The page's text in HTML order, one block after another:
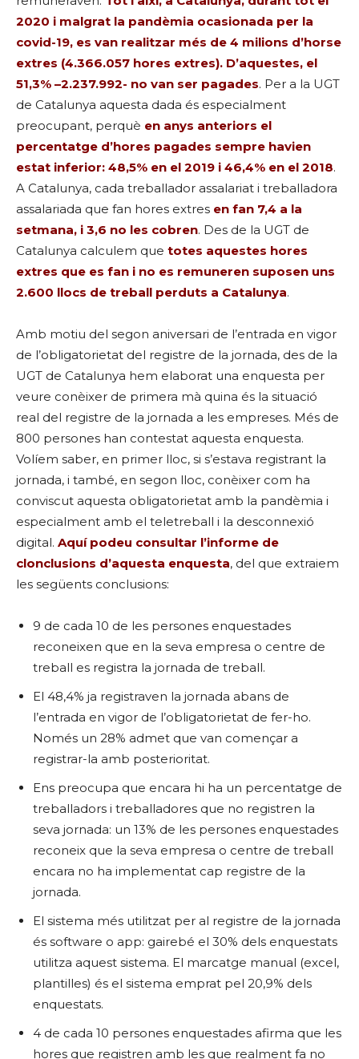
2020 i malgrat la pandèmia ocasionada per la
covid-19, es van realitzar més de 4 milions d’horse
extres (4.366.057 hores extres). D’aquestes, el
51,3% –2.237.992- no van ser pagades. Per a la UGT
de Catalunya aquesta dada és especialment
preocupant, perquè en anys anteriors el
percentatge d’hores pagades sempre havien
estat inferior: 48,5% en el 2019 i 46,4% en el 2018.
A Catalunya, cada treballador assalariat i treballadora
assalariada que fan hores extres en fan 7,4 a la
setmana, i 3,6 no les cobren. Des de la UGT de
Catalunya calculem que totes aquestes hores
extres que es fan i no es remuneren suposen uns
2.600 llocs de treball perduts a Catalunya.
Amb motiu del segon aniversari de l’entrada en vigor
de l’obligatorietat del registre de la jornada, des de la
UGT de Catalunya hem elaborat una enquesta per
veure conèixer de primera mà quina és la situació
real del registre de la jornada a les empreses. Més de
800 persones han contestat aquesta enquesta.
Volíem saber, en primer lloc, si s’estava registrant la
jornada, i també, en segon lloc, conèixer com ha
conviscut aquesta obligatorietat amb la pandèmia i
especialment amb el teletreball i la desconnexió
digital. Aquí podeu consultar l’informe de
clonclusions d’aquesta enquesta, del que extraiem
les següents conclusions:
9 de cada 10 de les persones enquestades
reconeixen que en la seva empresa o centre de
treball es registra la jornada de treball.
El 48,4% ja registraven la jornada abans de
l’entrada en vigor de l’obligatorietat de fer-ho.
Només un 28% admet que van començar a
registrar-la amb posterioritat.
Ens preocupa que encara hi ha un percentatge de
treballadors i treballadores que no registren la
seva jornada: un 13% de les persones enquestades
reconeix que la seva empresa o centre de treball
encara no ha implementat cap registre de la
jornada.
El sistema més utilitzat per al registre de la jornada
és software o app: gairebé el 30% dels enquestats
utilitza aquest sistema. El marcatge manual (excel,
plantilles) és el sistema emprat pel 20,9% dels
enquestats.
4 de cada 10 persones enquestades afirma que les
hores que registren amb les que realment fa no